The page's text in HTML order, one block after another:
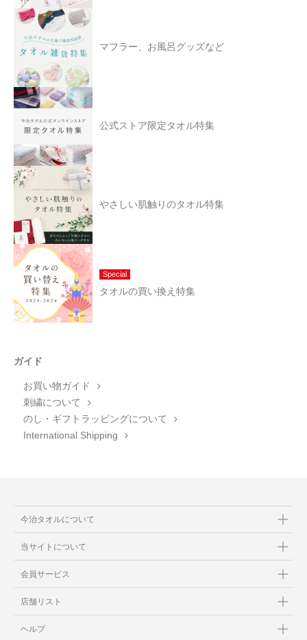
マフラー、お風呂グッズなど
公式ストア限定タオル特集
やさしい肌触りのタオル特集
Special
タオルの買い換え特集
ガイド
お買い物ガイド
刺繍について
のし・ギフトラッピングについて
International Shipping
今治タオルについて
当サイトについて
会員サービス
店舗リスト
ヘルプ